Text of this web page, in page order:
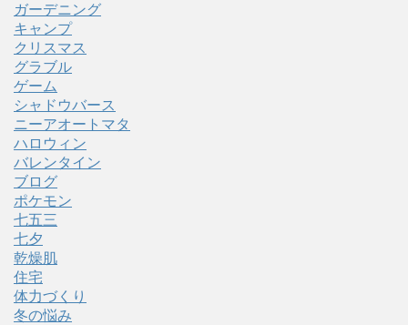
ガーデニング
キャンプ
クリスマス
グラブル
ゲーム
シャドウバース
ニーアオートマタ
ハロウィン
バレンタイン
ブログ
ポケモン
七五三
七夕
乾燥肌
住宅
体力づくり
冬の悩み